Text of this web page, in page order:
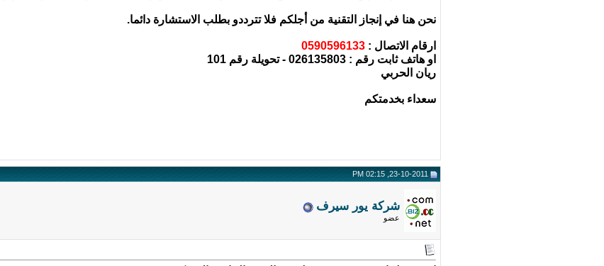
نحن هنا في إنجاز التقنية من أجلكم فلا تترددو بطلب الاستشارة دائما.
ارقام الاتصال : 0590596133
او هاتف ثابت رقم : 026135803 - تحويلة رقم 101
ريان الحربي
سعداء بخدمتكم
شركة يور سيرف
عضو